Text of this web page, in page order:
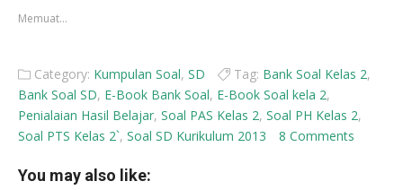
baru)
Memuat...
Category: Kumpulan Soal, SD Tag: Bank Soal Kelas 2,
Bank Soal SD, E-Book Bank Soal, E-Book Soal kela 2,
Penialaian Hasil Belajar, Soal PAS Kelas 2, Soal PH Kelas 2,
Soal PTS Kelas 2`, Soal SD Kurikulum 2013 8 Comments
You may also like: